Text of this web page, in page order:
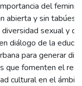
del
abierta y sin tabúes
sexual y
diálogo de la
para generar
que fomenten el
cultural en el